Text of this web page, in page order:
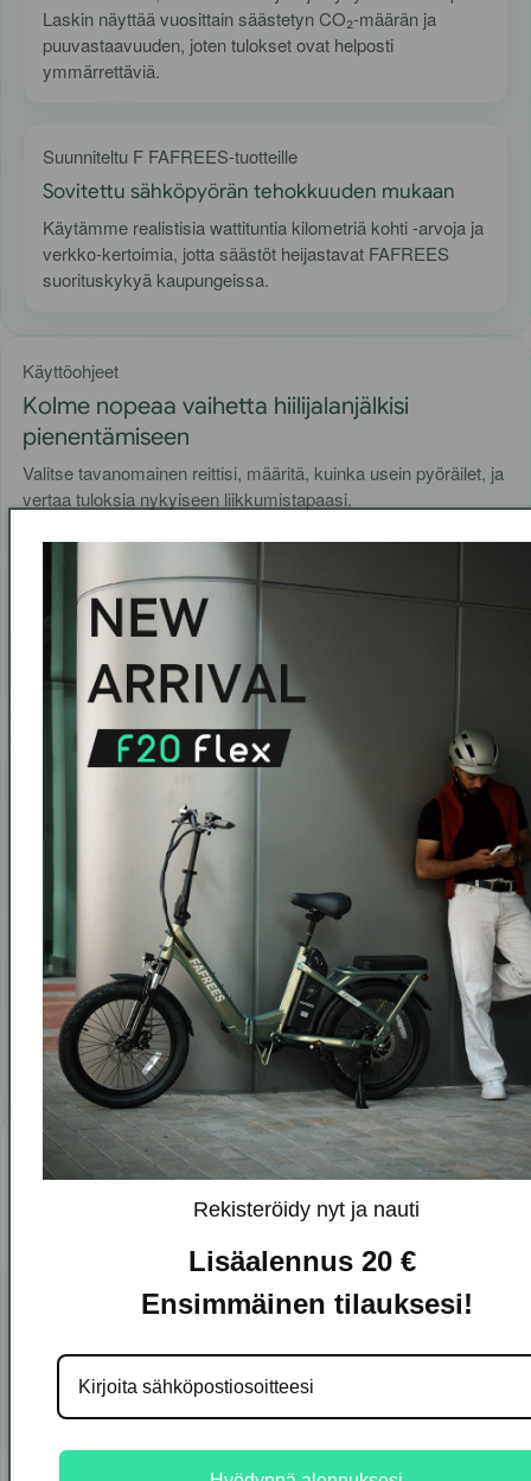
Laskin näyttää vuosittain säästetyn CO₂-määrän ja
puuvastaavuuden, joten tulokset ovat helposti
ymmärrettäviä.
Suunniteltu F FAFREES-tuotteille
Sovitettu sähköpyörän tehokkuuden mukaan
Käytämme realistisia wattituntia kilometriä kohti -arvoja ja
verkko-kertoimia, jotta säästöt heijastavat FAFREES
suorituskykyä kaupungeissa.
Käyttöohjeet
Kolme nopeaa vaihetta hiilijalanjälkisi
pienentämiseen
Valitse tavanomainen reittisi, määritä, kuinka usein pyöräilet, ja
vertaa tuloksia nykyiseen liikkumistapaasi.
Määritä reittisi
yksisuuntainen matkan pituus.
Kuinka monta päivää viikossa siirtyisit käyttämään
FAFREES– aloita pienestä tai panosta täysillä.
Katso vaikutukset
Tarkista vuotuiset CO₂-säästösi ja jaa tulokset tiimisi
kanssa.
FAFREES
Esittele aitoja FAFREES , pyöräilijöitä ja arkipäivän tilanteita –
työmatkoja, asiointia ja viikonlopun pyöräretkiä.
Rekisteröidy nyt ja nauti
Lisäalennus 20 €
Ensimmäinen tilauksesi!